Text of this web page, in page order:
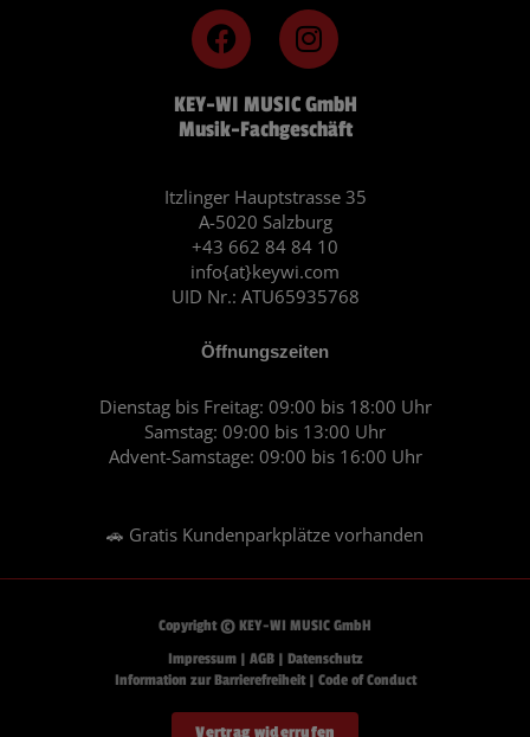
KEY-WI MUSIC GmbH
Musik-Fachgeschäft
Itzlinger Hauptstrasse 35
A-5020 Salzburg
+43 662 84 84 10
info{at}keywi.com
UID Nr.: ATU65935768
Öffnungszeiten
Dienstag bis Freitag: 09:00 bis 18:00 Uhr
Samstag: 09:00 bis 13:00 Uhr
Advent-Samstage: 09:00 bis 16:00 Uhr
🚗 Gratis Kundenparkplätze vorhanden
F
a
c
e
b
o
k
I
n
s
t
a
r
a
m
Copyright © KEY-WI MUSIC GmbH
Impressum| AGB| Datenschutz
Information zur Barrierefreiheit| Code of Conduct
Vertrag widerrufen